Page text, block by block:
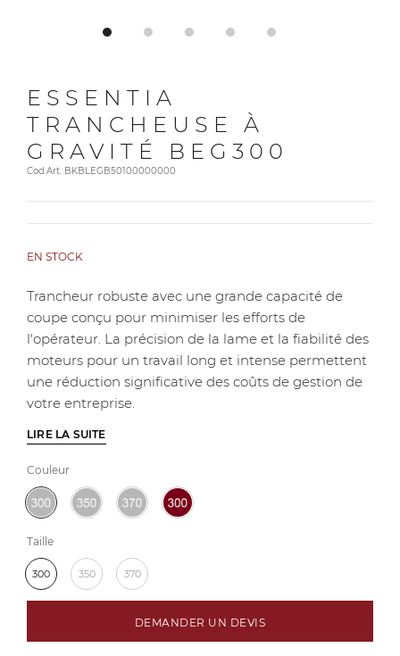
ESSENTIA
TRANCHEUSE À
GRAVITÉ BEG300
Cod.Art. BKBLEGB50100000000
EN STOCK
Trancheur robuste avec une grande capacité de
coupe conçu pour minimiser les efforts de
l'opérateur. La précision de la lame et la fiabilité des
moteurs pour un travail long et intense permettent
une réduction significative des coûts de gestion de
votre entreprise.
LIRE LA SUITE
Couleur
Taille
300 350 370
DEMANDER UN DEVIS